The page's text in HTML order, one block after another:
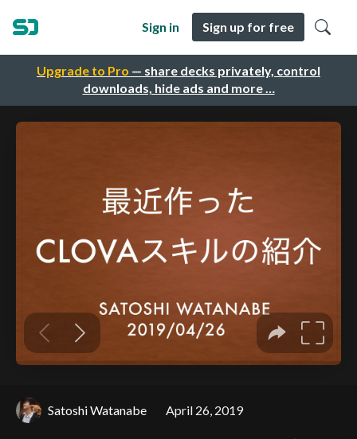
Upgrade to Pro — share decks privately, control
downloads, hide ads and more …
Sign in Sign up for free
Satoshi Watanabe April 26, 2019